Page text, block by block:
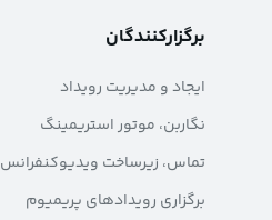
برگزارکنندگان
ایجاد و مدیریت رویداد
نگاربن، موتور استریمینگ
تماس، زیرساخت ویدیوکنفرانس
برگزاری رویدادهای پریمیوم